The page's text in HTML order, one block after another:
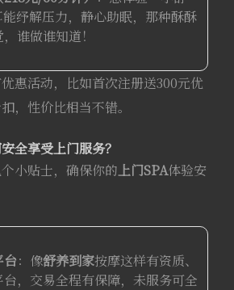
纾解压力，静心助眠，那种酥酥
谁做谁知道！
惠活动，比如首次注册送300元优
，性价比相当不错。
全享受上门服务？
小贴士，确保你的上门SPA体验安
台：像舒养到家按摩这样有资质、
，交易全程有保障，未服务可全